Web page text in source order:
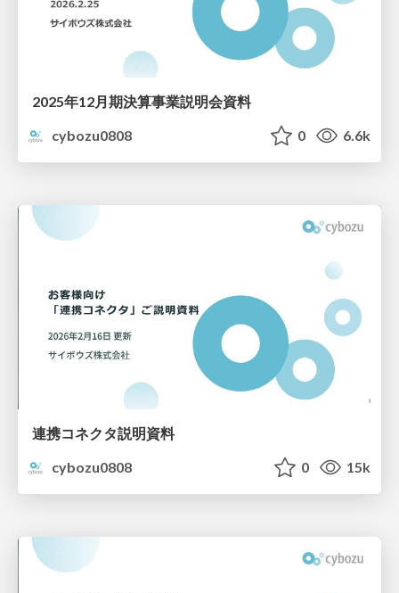
2025年12月期決算事業説明会資料
cybozu0808
0 6.6k
連携コネクタ説明資料
cybozu0808
0 15k